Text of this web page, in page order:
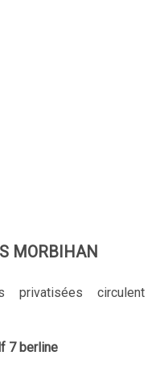
MORBIHAN
privatisées circulent
7 berline